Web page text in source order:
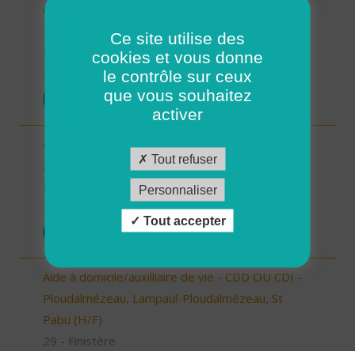
CDD ou CDI (H/F)
29 - Finistère
Possibilité de CDI ou CDD
26/12/2025
POSTULER
Aide à domicile - CDD ou CDI - St Renan (H/F)
Possibilité de CDI ou CDD
Aide à domicile/auxilliaire de vie - CDD OU CDI -
Ploudalmézeau, Lampaul-Ploudalmézeau, St
Pabu (H/F)
29 - Finistère
Ce site utilise des
cookies et vous donne
le contrôle sur ceux
que vous souhaitez
activer
Tout refuser
Personnaliser
Tout accepter